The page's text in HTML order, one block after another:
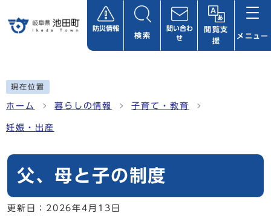
防災情報
検索
問い合わ
せ
閲覧支
援
メニュー
現在位置
ホーム 暮らしの情報 子育て・教育
妊娠・出産
父、母と子の制度
更新日： 2026年4月13日